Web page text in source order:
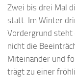
Zwei bis drei Mal
statt. Im Winter
Vordergrund steht
nicht die
Miteinander und
trägt zu einer